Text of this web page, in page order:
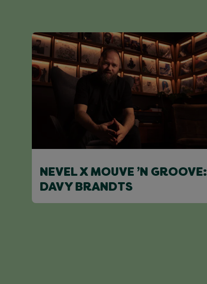
NEVEL X MOUVE ’N GROOVE:
DAVY BRANDTS